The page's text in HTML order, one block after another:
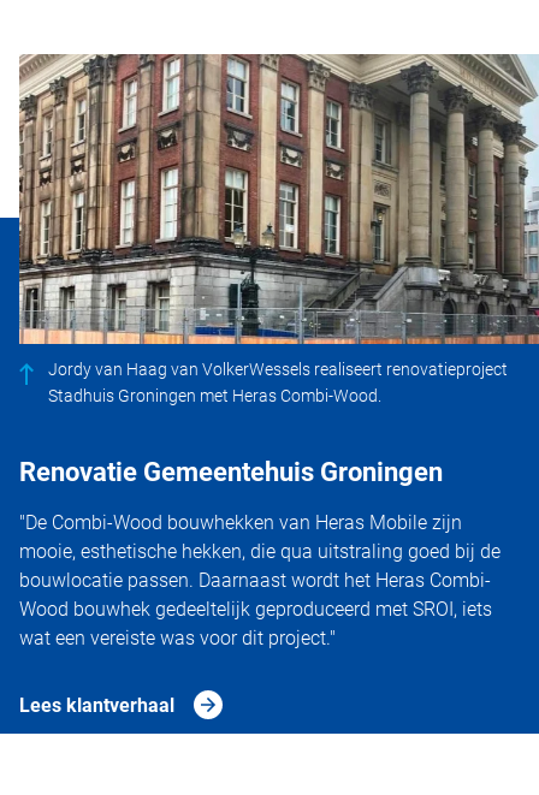
Jordy van Haag van VolkerWessels realiseert renovatieproject
Stadhuis Groningen met Heras Combi-Wood.
Renovatie Gemeentehuis Groningen
"De Combi-Wood bouwhekken van Heras Mobile zijn
mooie, esthetische hekken, die qua uitstraling goed bij de
bouwlocatie passen. Daarnaast wordt het Heras Combi-
Wood bouwhek gedeeltelijk geproduceerd met SROI, iets
wat een vereiste was voor dit project."
Lees klantverhaal